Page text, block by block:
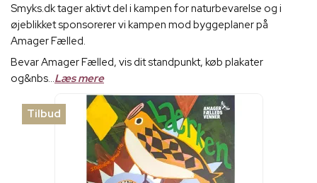
Smyks.dk tager aktivt del i kampen for naturbevarelse og i
øjeblikket sponsorerer vi kampen mod byggeplaner på
Amager Fælled.
Bevar Amager Fælled, vis dit standpunkt, køb plakater
og&nbs...Læs mere
Tilbud